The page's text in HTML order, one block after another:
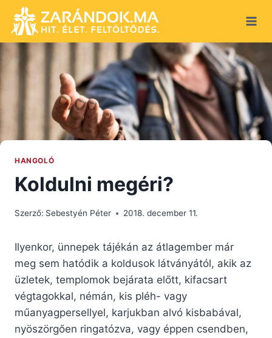
content
HANGOLÓ
Koldulni megéri?
Szerző: Sebestyén Péter 2018. december 11.
Ilyenkor, ünnepek tájékán az átlagember már
meg sem hatódik a koldusok látványától, akik az
üzletek, templomok bejárata előtt, kifacsart
végtagokkal, némán, kis pléh- vagy
műanyagpersellyel, karjukban alvó kisbabával,
nyöszörgően ringatózva, vagy éppen csendben,